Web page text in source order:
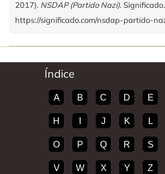
2017). NSDAP (Partido Nazi).
https://significado.com/nsdap-partido-
Índice
A B C D E
H I J K L
O P Q R S
V W X Y Z